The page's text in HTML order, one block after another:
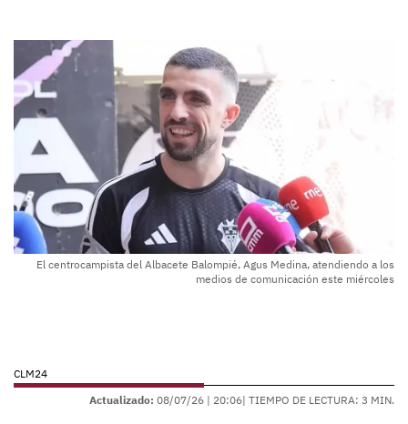
El centrocampista del Albacete Balompié, Agus Medina, atendiendo a los
medios de comunicación este miércoles
CLM24
Actualizado: 08/07/26 | 20:06| TIEMPO DE LECTURA: 3 MIN.